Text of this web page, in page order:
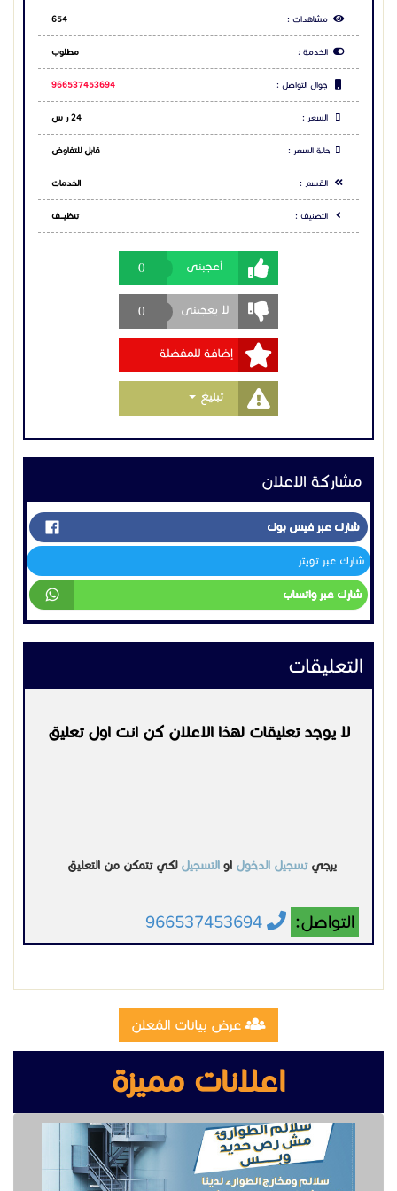
مشاهدات : 654
الخدمة : مطلوب
جوال التواصل : 966537453694
السعر : 24 ر س
حالة السعر : قابل للتفاوض
القسم : الخدمات
التصنيف : تنظيــــف
أعجبنى 0
لا يعجبنى 0
إضافة للمفضلة
تبليغ Toggle Dropdown
مشاركة الاعلان
شارك عبر فيس بوك
شارك عبر تويتر
شارك عبر واتساب
التعليقات
لا يوجد تعليقات لهذا الاعلان كن انت اول تعليق
يرجيتسجيل الدخول او التسجيل لكي تتمكن من التعليق
التواصل: 966537453694
عرض بيانات المُعلن
اعلانات مميزة